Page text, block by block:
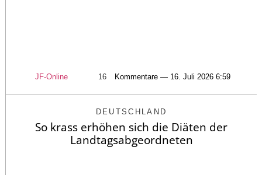
JF-Online 16 Kommentare — 16. Juli 2026 6:59
DEUTSCHLAND
So krass erhöhen sich die Diäten der
Landtagsabgeordneten